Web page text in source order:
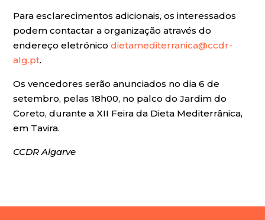
Para esclarecimentos adicionais, os interessados
podem contactar a organização através do
endereço eletrónicodietamediterranica@ccdr-
alg.pt.
Os vencedores serão anunciados no dia 6 de
setembro, pelas 18h00, no palco do Jardim do
Coreto, durante a XII Feira da Dieta Mediterrânica,
em Tavira.
CCDR Algarve